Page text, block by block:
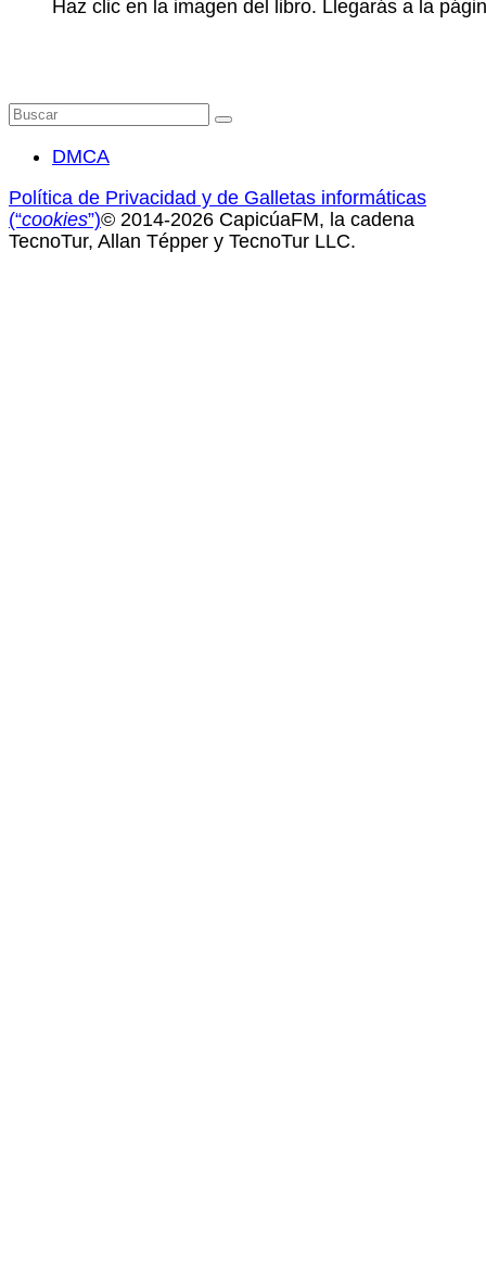
Haz clic en la imagen del libro. Llegarás a la
Buscar
DMCA
Política de Privacidad y de Galletas informáticas
(“cookies”)© 2014-2026 CapicúaFM, la cadena
TecnoTur, Allan Tépper y TecnoTur LLC.